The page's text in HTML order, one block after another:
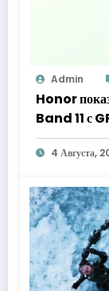
Admin
Honor
Band 11 с
4 Августа,